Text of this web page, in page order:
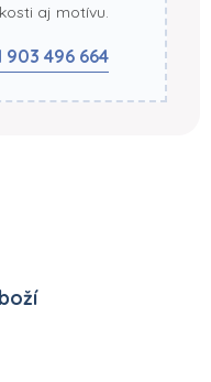
aj motívu.
903 496 664